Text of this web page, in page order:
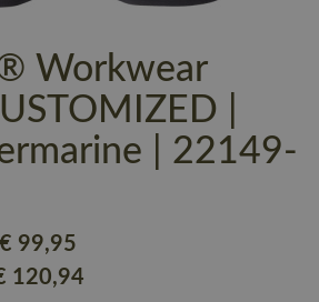
Workwear
|
| 22149-
€ 99,95
120,94